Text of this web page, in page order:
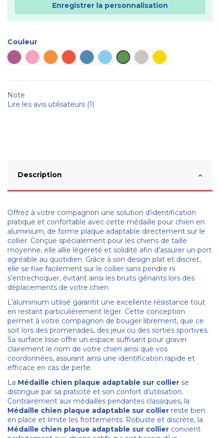
Enregistrer la personnalisation
Couleur
Plaque violette
Plaque rosePlaque orange
Plaque rouge
Plaque bleue
Plaque bleu ciel
Plaque verte
Plaque métalPlaque dorée
Note
Lire les avis utilisateurs (1)
Description
Offrez à votre compagnon une solution d’identification
pratique et confortable avec cette médaille pour chien en
aluminium, de forme plaque adaptable directement sur le
collier. Conçue spécialement pour les chiens de taille
moyenne, elle allie légèreté et solidité afin d’assurer un port
agréable au quotidien. Grâce à son design plat et discret,
elle se fixe facilement sur le collier sans pendre ni
s’entrechoquer, évitant ainsi les bruits gênants lors des
déplacements de votre chien.
L’aluminium utilisé garantit une excellente résistance tout
en restant particulièrement léger. Cette conception
permet à votre compagnon de bouger librement, que ce
soit lors des promenades, des jeux ou des sorties sportives.
Sa surface lisse offre un espace suffisant pour graver
clairement le nom de votre chien ainsi que vos
coordonnées, assurant ainsi une identification rapide et
efficace en cas de perte.
La Médaille chien plaque adaptable sur collier se
distingue par sa praticité et son confort d’utilisation.
Contrairement aux médailles pendantes classiques, la
Médaille chien plaque adaptable sur collier reste bien
en place et limite les frottements. Robuste et discrète, la
Médaille chien plaque adaptable sur collier convient